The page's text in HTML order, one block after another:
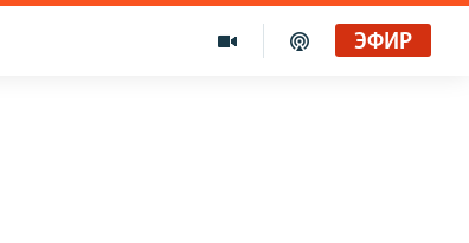
ЭФИР